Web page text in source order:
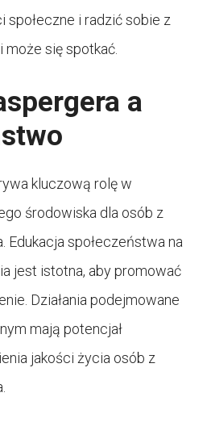
społeczne i radzić sobie z
może się spotkać.
a
kluczową rolę w
środowiska dla osób z
Edukacja społeczeństwa na
jest istotna, aby promować
Działania podejmowane
mają potencjał
jakości życia osób z